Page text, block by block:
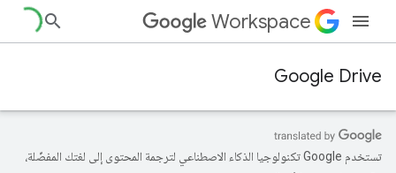
Workspace
Google Drive
تستخدم Google تكنولوجيا الذكاء الاصطناعي لترجمة المحتوى إلى لغتك المفضّلة،